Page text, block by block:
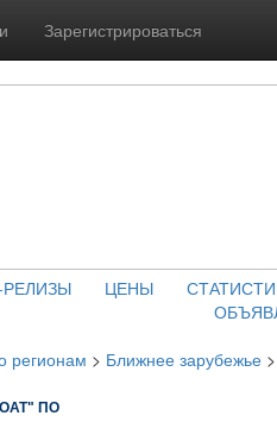
Зарегистрироваться
ЦЕНЫ
регионам > Ближнее зарубежье
ПО